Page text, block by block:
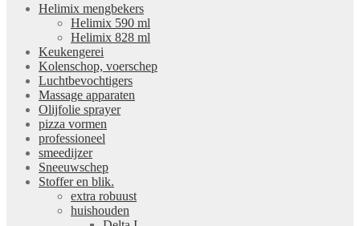
Helimix mengbekers
Helimix 590 ml
Helimix 828 ml
Keukengerei
Kolenschop, voerschep
Luchtbevochtigers
Massage apparaten
Olijfolie sprayer
pizza vormen
professioneel
smeedijzer
Sneeuwschep
Stoffer en blik.
extra robuust
huishouden